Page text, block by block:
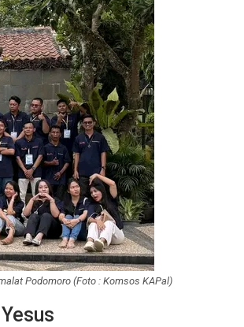
Podomoro (Foto : Komsos KAPal)
Godaan-Godaan dalam
Hidup Kita
Mar 11, 2019
10 Sosok Perempuan
Paling Menginspirasi
Sepanjang Sejarah…
Mar 10, 2021